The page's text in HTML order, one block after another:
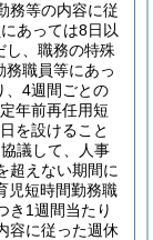
務等の内容に従
あっては8日以
し、職務の特殊
務職員等にあっ
、4週間ごとの
年前再任用短
を設けること
議して、人事
超えない期間に
児短時間勤務職
き1週間当たり
容に従った週休